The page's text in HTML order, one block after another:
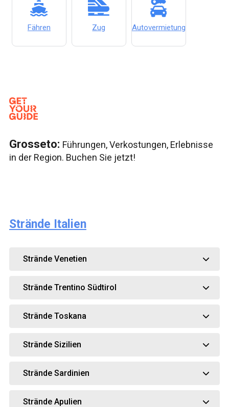
Fähren Zug Autovermietung
Grosseto: Führungen, Verkostungen, Erlebnisse
in der Region. Buchen Sie jetzt!
Strände Italien
Strände Venetien
Strände Trentino Südtirol
Strände Toskana
Strände Sizilien
Strände Sardinien
Strände Apulien